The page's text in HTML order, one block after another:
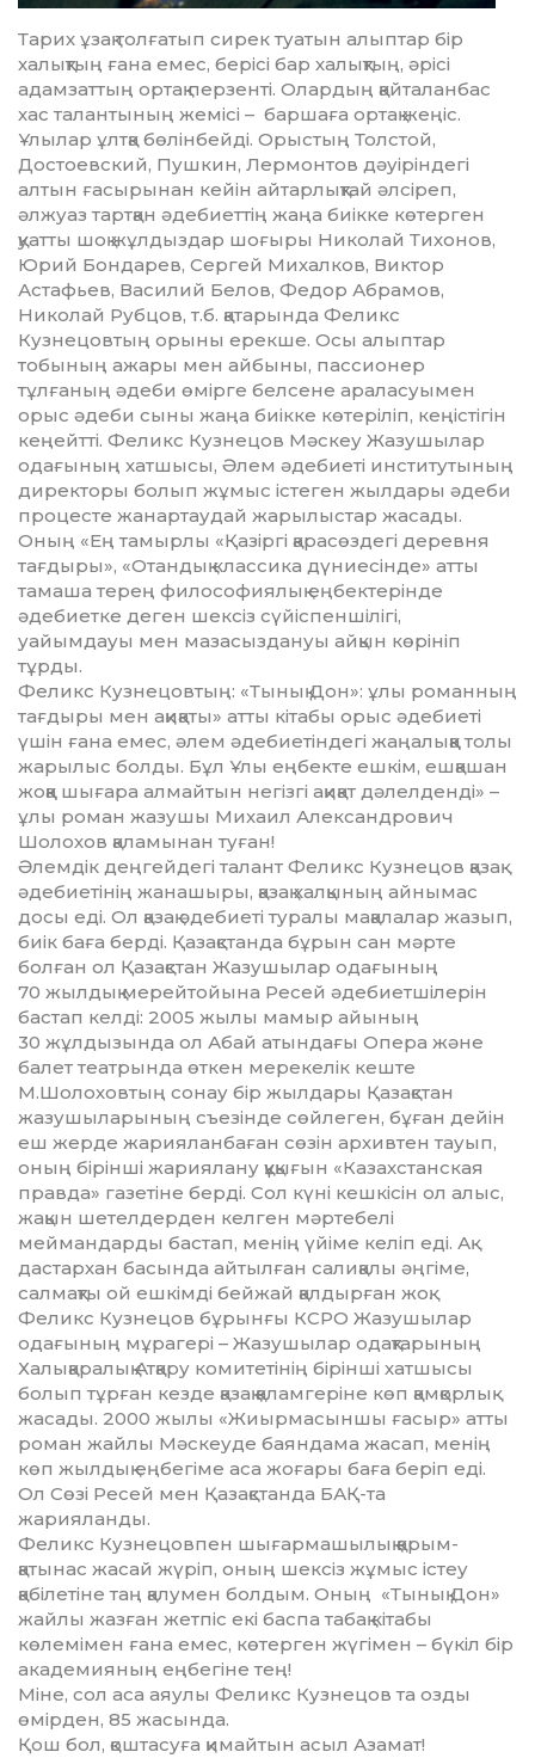
Тарих ұзақ толғатып сирек туа­тын алыптар бір
халықтың ғана емес, берісі бар халықтың, әрі­сі
адамзаттың ортақ перзенті. Олардың қайталанбас
хас талантының же­місі – баршаға ортақ жеңіс.
Ұлылар ұлтқа бөл­інбейді. Орыстың Толстой,
Достоевский, Пушкин, Лермонтов дәуіріндегі
алтын ғасырынан кейін айтарлықтай әлсіреп,
әлжуаз тартқан әдебиеттің жаңа биікке көтерген
қуатты шоқ жұлдыздар шоғыры Николай Тихонов,
Юрий Бондарев, Сергей Михалков, Виктор
Астафьев, Василий Белов, Федор Абрамов,
Николай Рубцов, т.б. қатарында Феликс
Кузнецовтың орыны ерекше. Осы алыптар
тобының ажары мен айбыны, пассионер
тұлғаның әдеби өмірге белсене араласуымен
орыс әдеби сыны жаңа биікке көтеріліп, кеңістігін
кеңейтті. Феликс Кузнецов Мәскеу Жазушылар
одағының хатшысы, Әлем әдебиеті институтының
директоры болып жұмыс істеген жылдары әдеби
процесте жанартаудай жарылыстар жасады.
Оның «Ең тамырлы «Қазіргі қарасөздегі деревня
тағдыры», «Отандық классика дүниесінде» атты
тамаша терең фи­ло­софиялық еңбек­терінде
әдебиетке деген шексіз сүйіс­пеншілігі,
уайымдауы мен мазасыздануы айқын көрініп
тұрды.
Феликс Кузнецовтың: «Тынық Дон»: ұлы романның
тағдыры мен ақиқаты» атты кітабы орыс әдебиеті
үшін ғана емес, әлем әдебиетіндегі жаңалыққа толы
жарылыс болды. Бұл Ұлы еңбекте ешкім, ешқашан
жоққа шығара алмайтын негізгі ақиқат дәлелденді» –
ұлы роман жазушы Михаил Александрович
Шолохов қаламынан туған!
Әлемдік деңгейдегі талант Феликс Кузнецов қазақ
әдебиетінің жанашыры, қазақ халқының айнымас
досы еді. Ол қазақ әдебиеті туралы мақалалар жазып,
биік баға берді. Қазақстанда бұрын сан мәрте
болған ол Қазақстан Жазушылар одағының
70 жылдық мерейтойына Ресей әдебиетшілерін
бастап келді: 2005 жылы мамыр айының
30 жұлдызында ол Абай атындағы Опера және
балет театрында өткен мерекелік кеште
М.Шолоховтың сонау бір жылдары Қазақстан
жазушы­ларының съезінде сөйлеген, бұған дейін
еш жерде жарияланбаған сөзін архивтен тауып,
оның бірінші жариялану құқығын «Казахстанская
правда» газетіне берді. Сол күні кешкісін ол алыс,
жақын шетелдерден келген мәртебелі
меймандарды бастап, менің үйіме келіп еді. Ақ
дастархан басында айтылған салиқалы әңгіме,
салмақты ой ешкімді бейжай қалдырған жоқ.
Феликс Кузнецов бұрынғы КСРО Жазушылар
одағының мұрагері – Жазушылар одақтарының
Халықаралық Атқару комитетінің бірінші хатшысы
болып тұрған кезде қазақ қаламгеріне көп қамқорлық
жасады. 2000 жылы «Жиыр­­масыншы ғасыр» атты
роман жайлы Мәскеуде баяндама жасап, менің
көп жылдық еңбегіме аса жоғары баға беріп еді.
Ол Сөзі Ресей мен Қазақстанда БАҚ-та
жарияланды.
Феликс Кузнецовпен шығармашылық қарым-
қатынас жасай жүріп, оның шексіз жұмыс істеу
қабілетіне таң қалумен болдым. Оның «Тынық Дон»
жайлы жазған жетпіс екі баспа табақ кітабы
көлемімен ғана емес, көтерген жүгімен – бүкіл бір
академияның еңбегіне тең!
Міне, сол аса аяулы Феликс Кузнецов та озды
өмірден, 85 жасында.
Қош бол, қоштасуға қимайтын асыл Азамат!